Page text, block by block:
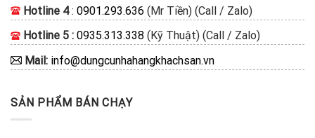
Hotline 4: 0901.293.636 (Mr Tiền) (Call / Zalo)
Hotline 5 : 0935.313.338 (Kỹ Thuật) (Call / Zalo)
Mail: info@dungcunhahangkhachsan.vn
SẢN PHẨM BÁN CHẠY